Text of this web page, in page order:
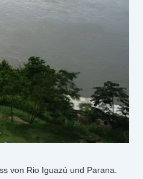
von Rio Iguazú und Parana.